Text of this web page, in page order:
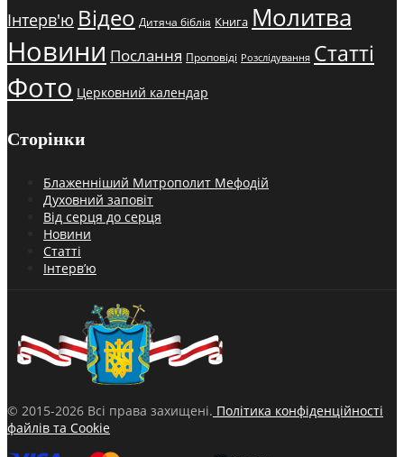
Інтерв'ю Відео Дитяча біблія Книга Молитва
Новини Послання Проповіді Розслідування Статті
Фото Церковний календар
Сторінки
Блаженніший Митрополит Мефодій
Духовний заповіт
Від серця до серця
Новини
Статті
Інтерв’ю
© 2015-2026 Всі права захищені. Політика конфіденційності
файлів та Cookie